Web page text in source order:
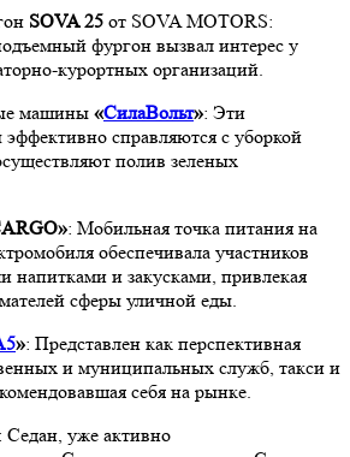
SOVA 25 от SOVA MOTORS:
фургон вызвал интерес у
курортных организаций.
машины «СилаВольт»: Эти
справляются с уборкой
полив зеленых
: Мобильная точка питания на
обеспечивала участников
напитками и закусками, привлекая
сферы уличной еды.
»: Представлен как перспективная
и муниципальных служб, такси и
себя на рынке.
уже активно